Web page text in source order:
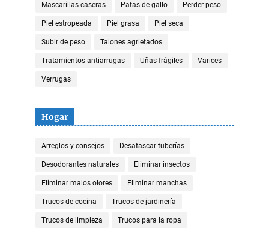
Mascarillas caseras Patas de gallo Perder peso
Piel estropeada Piel grasa Piel seca
Subir de peso Talones agrietados
Tratamientos antiarrugas Uñas frágiles Varices
Verrugas
Hogar
Arreglos y consejos Desatascar tuberías
Desodorantes naturales Eliminar insectos
Eliminar malos olores Eliminar manchas
Trucos de cocina Trucos de jardinería
Trucos de limpieza Trucos para la ropa